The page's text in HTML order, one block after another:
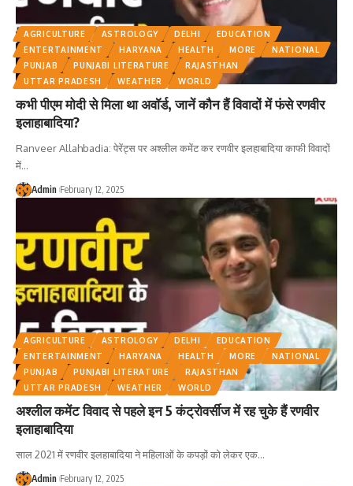
AGRICULTURE ASTROLOGY DELHI
EDUCATION
ENTERTAINMENT
HARYANA HEALTH MORE
NATIONAL
PUNJAB
PUNJABI LITERATURE
RAJASTHAN
UTTAR PRADESH
WEATHER WORLD
कभी पीएम मोदी से मिला था अवॉर्ड, जानें कौन हैं विवादों में फंसे रणवीर
इलाहाबादिया?
Ranveer Allahbadia: पेरेंट्स पर अश्लील कमेंट कर रणवीर इलहाबादिया काफी विवादों
में…
Admin February 12, 2025
AGRICULTURE ASTROLOGY DELHI
EDUCATION
ENTERTAINMENT
HARYANA HEALTH MORE
NATIONAL
PUNJAB
PUNJABI LITERATURE
RAJASTHAN
UTTAR PRADESH
WEATHER WORLD
अश्लील कमेंट विवाद से पहले इन 5 कंट्रोवर्सीज में रह चुके हैं रणवीर
इलाहाबादिया
साल 2021 में रणवीर इलहाबादिया ने महिलाओं के कपड़ों को लेकर एक…
Admin February 12, 2025